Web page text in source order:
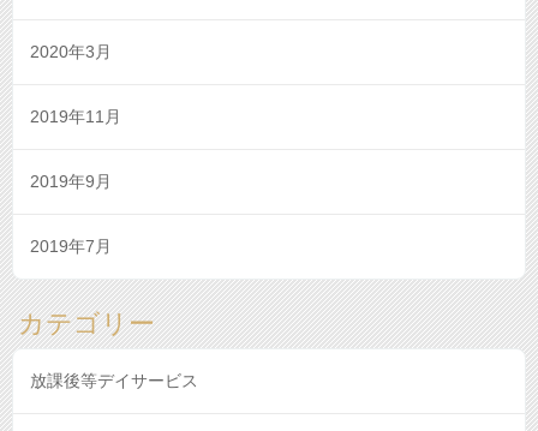
2020年3月
2019年11月
2019年9月
2019年7月
カテゴリー
放課後等デイサービス